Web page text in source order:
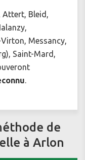
Attert, Bleid,
Messancy,
Saint-Mard,
.
de
à Arlon